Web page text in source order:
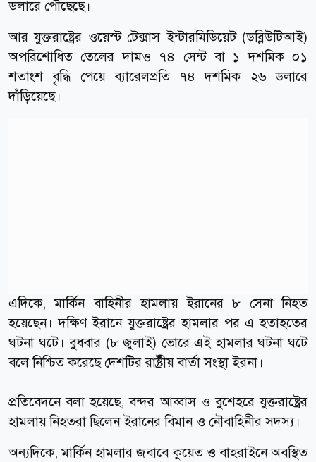
ডলারে পৌঁছেছে।
আর যুক্তরাষ্ট্রের ওয়েস্ট টেক্সাস ইন্টারমিডিয়েট (ডব্লিউটিআই)
অপরিশোধিত তেলের দামও ৭৪ সেন্ট বা ১ দশমিক ০১
শতাংশ বৃদ্ধি পেয়ে ব্যারেলপ্রতি ৭৪ দশমিক ২৬ ডলারে
দাঁড়িয়েছে।
এদিকে, মার্কিন বাহিনীর হামলায় ইরানের ৮ সেনা নিহত
হয়েছেন। দক্ষিণ ইরানে যুক্তরাষ্ট্রের হামলার পর এ হতাহতের
ঘটনা ঘটে। বুধবার (৮ জুলাই) ভোরে এই হামলার ঘটনা ঘটে
বলে নিশ্চিত করেছে দেশটির রাষ্ট্রীয় বার্তা সংস্থা ইরনা।
প্রতিবেদনে বলা হয়েছে, বন্দর আব্বাস ও বুশেহরে যুক্তরাষ্ট্রের
হামলায় নিহতরা ছিলেন ইরানের বিমান ও নৌবাহিনীর সদস্য।
অন্যদিকে, মার্কিন হামলার জবাবে কুয়েত ও বাহরাইনে অবস্থিত